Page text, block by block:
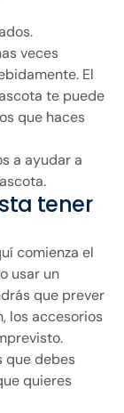
veces
El
te puede
que haces
a ayudar a
tener
comienza el
usar un
que prever
los accesorios
que debes
quieres